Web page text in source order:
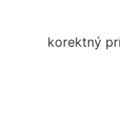
korektný